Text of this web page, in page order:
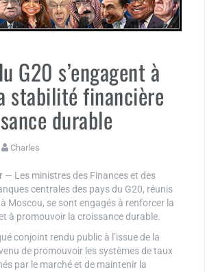
G20 s’engagent à
stabilité financière
durable
Charles
— Les ministres des Finances et des
centrales des pays du G20, réunis
Moscou, se sont engagés à renforcer la
à promouvoir la croissance durable.
conjoint rendu public à l’issue de la
de promouvoir les systèmes de taux
par le marché et de maintenir la